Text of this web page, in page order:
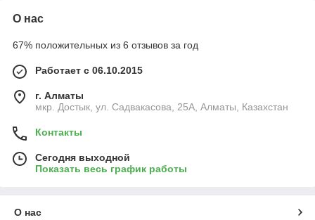
О нас
67% положительных из 6 отзывов за год
Работает с 06.10.2015
г. Алматы
мкр. Достык, ул. Садвакасова, 25А, Алматы, Казахстан
Контакты
Сегодня выходной
Показать весь график работы
О нас